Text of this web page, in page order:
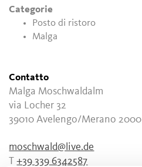
Categorie
Posto di ristoro
Malga
Contatto
Malga Moschwaldalm
via Locher 32
39010 Avelengo/Merano 2000
moschwald@live.de
T+39 339 6342587